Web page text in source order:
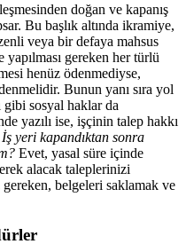
doğan ve kapanış
Bu başlık altında ikramiye,
veya bir defaya mahsus
gereken her türlü
henüz ödenmediyse,
Bunun yanı sıra yol
gibi sosyal haklar da
yazılı ise, işçinin talep hakkı
yeri kapandıktan sonra
Evet, yasal süre içinde
alacak taleplerinizi
belgeleri saklamak ve